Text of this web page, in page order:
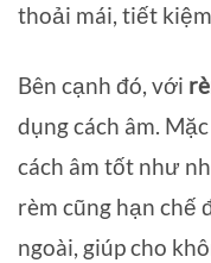
thoải mái, tiết
Bên cạnh đó, với
dụng cách âm.
cách âm tốt như
rèm cũng hạn chế
ngoài, giúp cho